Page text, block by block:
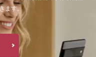
ます。